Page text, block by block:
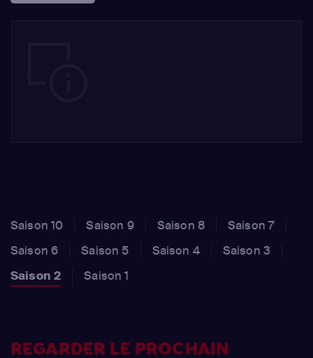
Saison 10 Saison 9 Saison 8
Saison 7
Saison 6
Saison 5 Saison 4
Saison 3
Saison 2
Saison 1
REGARDER LE PROCHAIN